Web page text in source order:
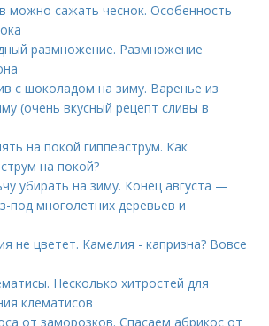
можно сажать чеснок. Особенность
размножение. Размножение
с шоколадом на зиму. Варенье из
(очень вкусный рецепт сливы в
на покой гиппеаструм. Как
на покой?
убирать на зиму. Конец августа —
под многолетних деревьев и
не цветет. Камелия - капризна? Вовсе
Несколько хитростей для
клематисов
от заморозков. Спасаем абрикос от